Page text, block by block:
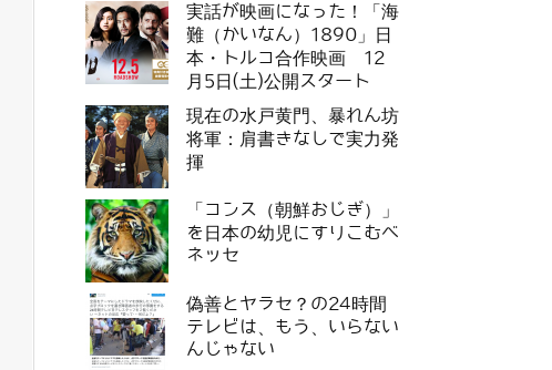
実話が映画になった！「海
難（かいなん）1890」日
本・トルコ合作映画 12
月5日(土)公開スタート
現在の水戸黄門、暴れん坊
将軍：肩書きなしで実力発
揮
「コンス（朝鮮おじぎ）」
を日本の幼児にすりこむベ
ネッセ
偽善とヤラセ？の24時間
テレビは、もう、いらない
んじゃない